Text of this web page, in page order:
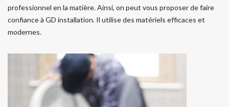
professionnel en la matière. Ainsi, on peut vous proposer de faire
confiance à GD installation. Il utilise des matériels efficaces et
modernes.